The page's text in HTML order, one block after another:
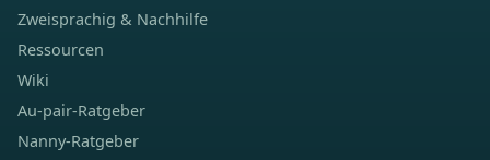
Zweisprachig & Nachhilfe
Ressourcen
Wiki
Au-pair-Ratgeber
Nanny-Ratgeber